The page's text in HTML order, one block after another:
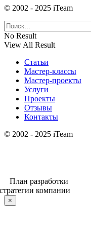
© 2002 - 2025 iTeam
No Result
View All Result
Статьи
Мастер-классы
Мастер-проекты
Услуги
Проекты
Отзывы
Контакты
© 2002 - 2025 iTeam
×